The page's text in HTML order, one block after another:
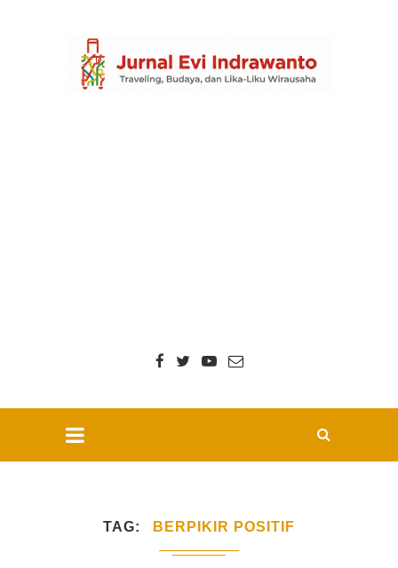
TAG BERPIKIR POSITIF